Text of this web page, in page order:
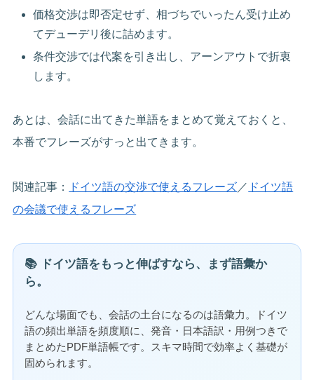
価格交渉は即否定せず、相づちでいったん受け止め
てデューデリ後に詰めます。
条件交渉では代案を引き出し、アーンアウトで折衷
します。
あとは、会話に出てきた単語をまとめて覚えておくと、
本番でフレーズがすっと出てきます。
関連記事： ドイツ語の交渉で使えるフレーズ ／ ドイツ語
の会議で使えるフレーズ
📚 ドイツ語をもっと伸ばすなら、まず語彙か
ら。
どんな場面でも、会話の土台になるのは語彙力。ドイツ
語の頻出単語を頻度順に、発音・日本語訳・用例つきで
まとめたPDF単語帳です。スキマ時間で効率よく基礎が
固められます。